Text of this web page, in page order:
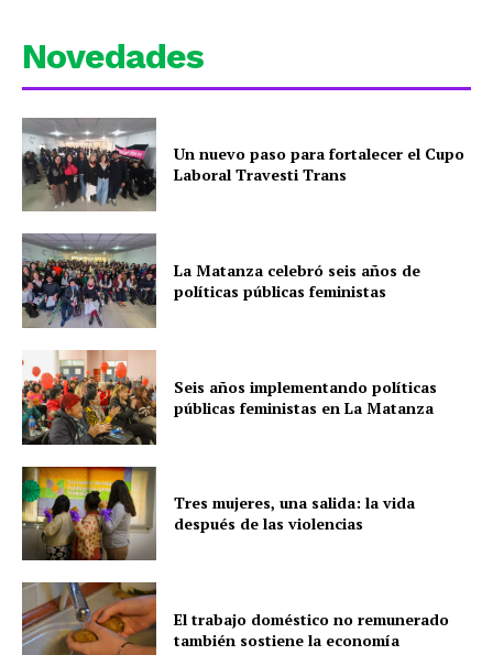
Novedades
Un nuevo paso para fortalecer el Cupo
Laboral Travesti Trans
La Matanza celebró seis años de
políticas públicas feministas
Seis años implementando políticas
públicas feministas en La Matanza
Tres mujeres, una salida: la vida
después de las violencias
El trabajo doméstico no remunerado
también sostiene la economía